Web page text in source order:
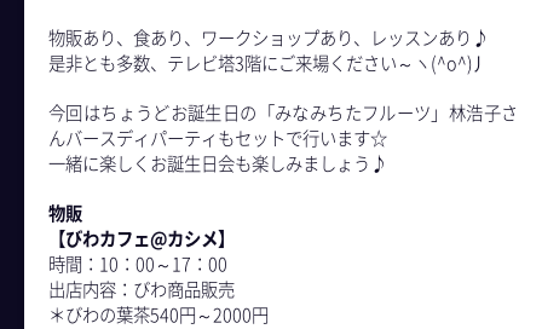
- About CASHIME
物販あり、食あり、ワークショップあり、レッスンあり♪
是非とも多数、テレビ塔3階にご来場ください～ヽ(^o^)丿
今回はちょうどお誕生日の「みなみちたフルーツ」林浩子さ
んバースディパーティもセットで行います☆
一緒に楽しくお誕生日会も楽しみましょう♪
物販
【びわカフェ@カシメ】
時間：10：00～17：00
出店内容：びわ商品販売
＊びわの葉茶540円～2000円